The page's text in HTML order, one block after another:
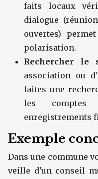
faits locaux
dialogue
ouvertes)
polarisation.
Rechercher le
association ou
faites une
les comptes
enregistrements
Exemple
Dans une commune
veille d'un conseil